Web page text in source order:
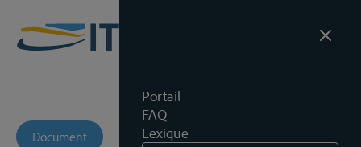
Portail
FAQ
Lexique
Document